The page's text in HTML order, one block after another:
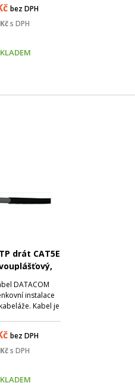
který je určen
použití.
bez DPH
Kčs DPH
drát CAT5E
DATACOM
instalace
Kabel je
neposkytuje
ochranu proti
bez DPH
Kčs DPH